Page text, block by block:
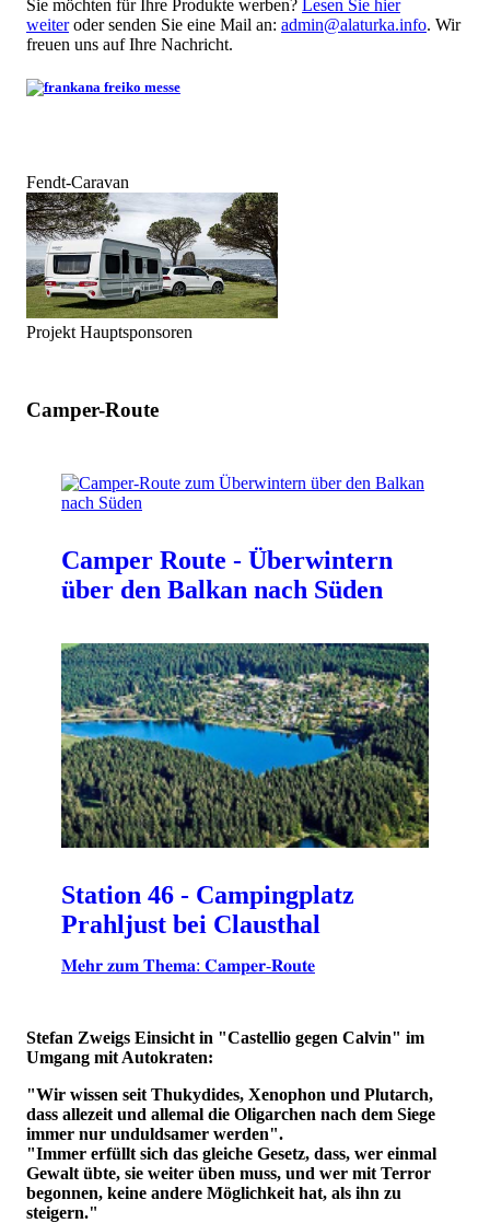
Sie möchten für Ihre Produkte werben?
Lesen Sie hier
weiteroder senden Sie eine Mail an: admin@alaturka.info. Wir
freuen uns auf Ihre Nachricht.
Fendt-Caravan
Projekt Hauptsponsoren
Camper-Route
Camper Route - Überwintern
über den Balkan nach Süden
Station 46 - Campingplatz
Prahljust bei Clausthal
𝐌𝐞𝐡𝐫 𝐳𝐮𝐦 𝐓𝐡𝐞𝐦𝐚: 𝐂𝐚𝐦𝐩𝐞𝐫-𝐑𝐨𝐮𝐭𝐞
Stefan Zweigs Einsicht in "Castellio gegen Calvin" im
Umgang mit Autokraten:
"Wir wissen seit Thukydides, Xenophon und Plutarch,
dass allezeit und allemal die Oligarchen nach dem Siege
immer nur unduldsamer werden".
"Immer erfüllt sich das gleiche Gesetz, dass, wer einmal
Gewalt übte, sie weiter üben muss, und wer mit Terror
begonnen, keine andere Möglichkeit hat, als ihn zu
steigern."